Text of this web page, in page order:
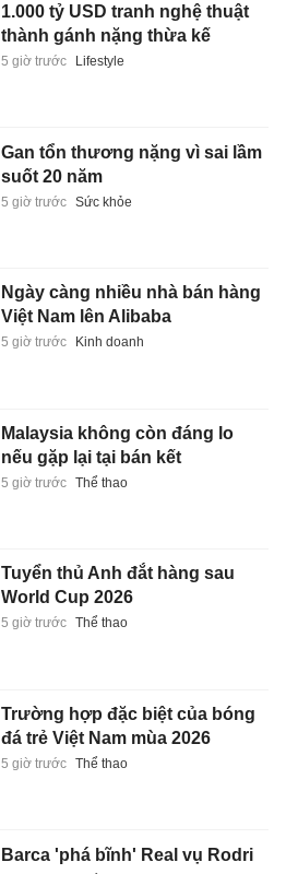
1.000 tỷ USD tranh nghệ thuật
thành gánh nặng thừa kế
5 giờ trước Lifestyle
Gan tổn thương nặng vì sai lầm
suốt 20 năm
5 giờ trước Sức khỏe
Ngày càng nhiều nhà bán hàng
Việt Nam lên Alibaba
5 giờ trước Kinh doanh
Malaysia không còn đáng lo
nếu gặp lại tại bán kết
5 giờ trước Thể thao
Tuyển thủ Anh đắt hàng sau
World Cup 2026
5 giờ trước Thể thao
Trường hợp đặc biệt của bóng
đá trẻ Việt Nam mùa 2026
5 giờ trước Thể thao
Barca 'phá bĩnh' Real vụ Rodri